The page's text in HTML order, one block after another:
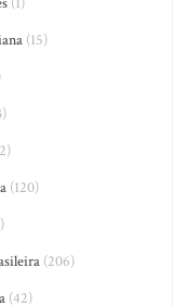
(15)
(120)
(206)
(42)